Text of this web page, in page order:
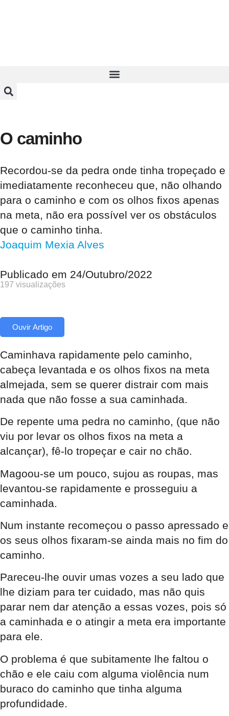
O caminho
Recordou-se da pedra onde tinha tropeçado e
imediatamente reconheceu que, não olhando
para o caminho e com os olhos fixos apenas
na meta, não era possível ver os obstáculos
que o caminho tinha.
Joaquim Mexia Alves
Publicado em 24/Outubro/2022
197 visualizações
Ouvir Artigo
Caminhava rapidamente pelo caminho,
cabeça levantada e os olhos fixos na meta
almejada, sem se querer distrair com mais
nada que não fosse a sua caminhada.
De repente uma pedra no caminho, (que não
viu por levar os olhos fixos na meta a
alcançar), fê-lo tropeçar e cair no chão.
Magoou-se um pouco, sujou as roupas, mas
levantou-se rapidamente e prosseguiu a
caminhada.
Num instante recomeçou o passo apressado e
os seus olhos fixaram-se ainda mais no fim do
caminho.
Pareceu-lhe ouvir umas vozes a seu lado que
lhe diziam para ter cuidado, mas não quis
parar nem dar atenção a essas vozes, pois só
a caminhada e o atingir a meta era importante
para ele.
O problema é que subitamente lhe faltou o
chão e ele caiu com alguma violência num
buraco do caminho que tinha alguma
profundidade.